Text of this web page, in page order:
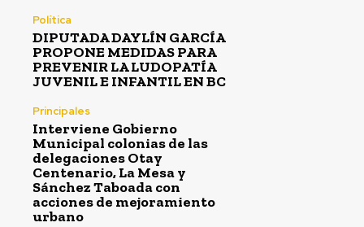
Política
DIPUTADA DAYLÍN GARCÍA
PROPONE MEDIDAS PARA
PREVENIR LA LUDOPATÍA
JUVENIL E INFANTIL EN BC
Principales
Interviene Gobierno
Municipal colonias de las
delegaciones Otay
Centenario, La Mesa y
Sánchez Taboada con
acciones de mejoramiento
urbano